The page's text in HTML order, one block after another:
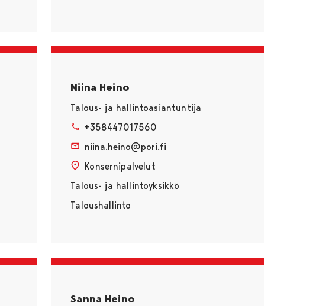
Niina Heino
Talous- ja hallintoasiantuntija
+358447017560
niina.heino@pori.fi
Konsernipalvelut
Talous- ja hallintoyksikkö
Taloushallinto
Sanna Heino